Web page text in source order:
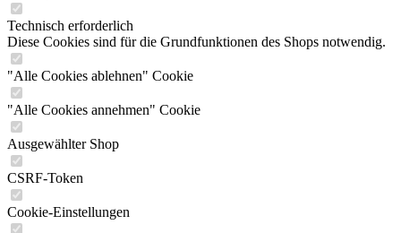
Technisch erforderlich
Diese Cookies sind für die Grundfunktionen des Shops notwendig.
"Alle Cookies ablehnen" Cookie
"Alle Cookies annehmen" Cookie
Ausgewählter Shop
CSRF-Token
Cookie-Einstellungen